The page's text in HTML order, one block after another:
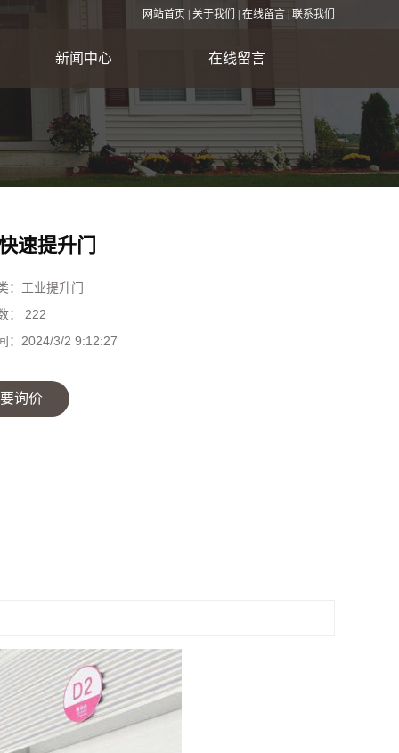
网站首页 关于我们 在线留言 联系我们
新闻中心
行业资讯
在线留言
速提升门
： 工业提升门
：
222
： 2024/3/2 9:12:27
询价